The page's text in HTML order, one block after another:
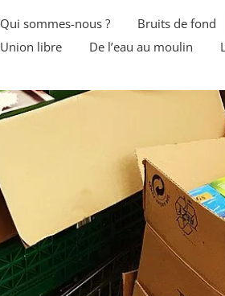
Qui sommes-nous ? Bruits de fond
Union libre
De l’eau au moulin